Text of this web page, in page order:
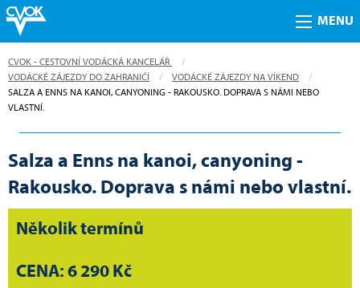
MENU
CVOK - CESTOVNÍ VODÁCKÁ KANCELÁŘ
VODÁCKÉ ZÁJEZDY DO ZAHRANIČÍ
VODÁCKÉ ZÁJEZDY NA VÍKEND
CURRENT:
SALZA A ENNS NA KANOI, CANYONING - RAKOUSKO. DOPRAVA S NÁMI NEBO
VLASTNÍ.
Salza a Enns na kanoi, canyoning -
Rakousko. Doprava s námi nebo vlastní.
Několik termínů
CENA: 6 290 Kč